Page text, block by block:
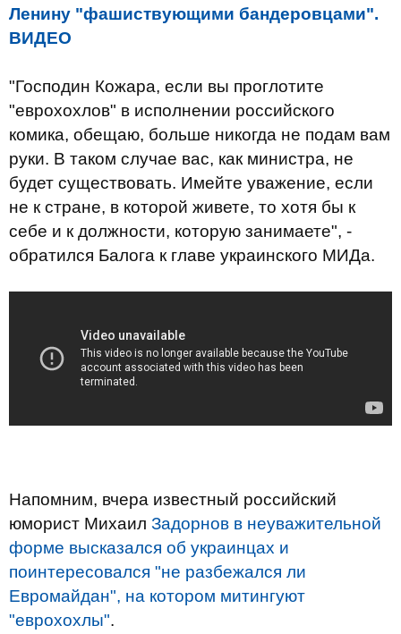
Ленину "фашиствующими бандеровцами".
ВИДЕО
"Господин Кожара, если вы проглотите
"еврохохлов" в исполнении российского
комика, обещаю, больше никогда не подам вам
руки. В таком случае вас, как министра, не
будет существовать. Имейте уважение, если
не к стране, в которой живете, то хотя бы к
себе и к должности, которую занимаете", -
обратился Балога к главе украинского МИДа.
Напомним, вчера известный российский
юморист Михаил Задорнов в неуважительной
форме высказался об украинцах и
поинтересовался "не разбежался ли
Евромайдан", на котором митингуют
"еврохохлы".